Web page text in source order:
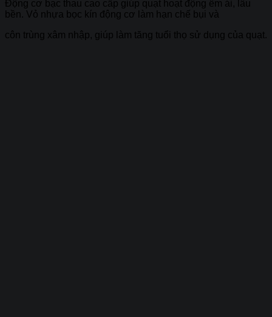
Động cơ bạc thau cao cấp giúp quạt hoạt động êm ái, lâu
bền. Vỏ nhựa bọc kín động cơ làm hạn chế bụi và
côn trùng xâm nhập, giúp làm tăng tuổi thọ sử dụng của quạt.